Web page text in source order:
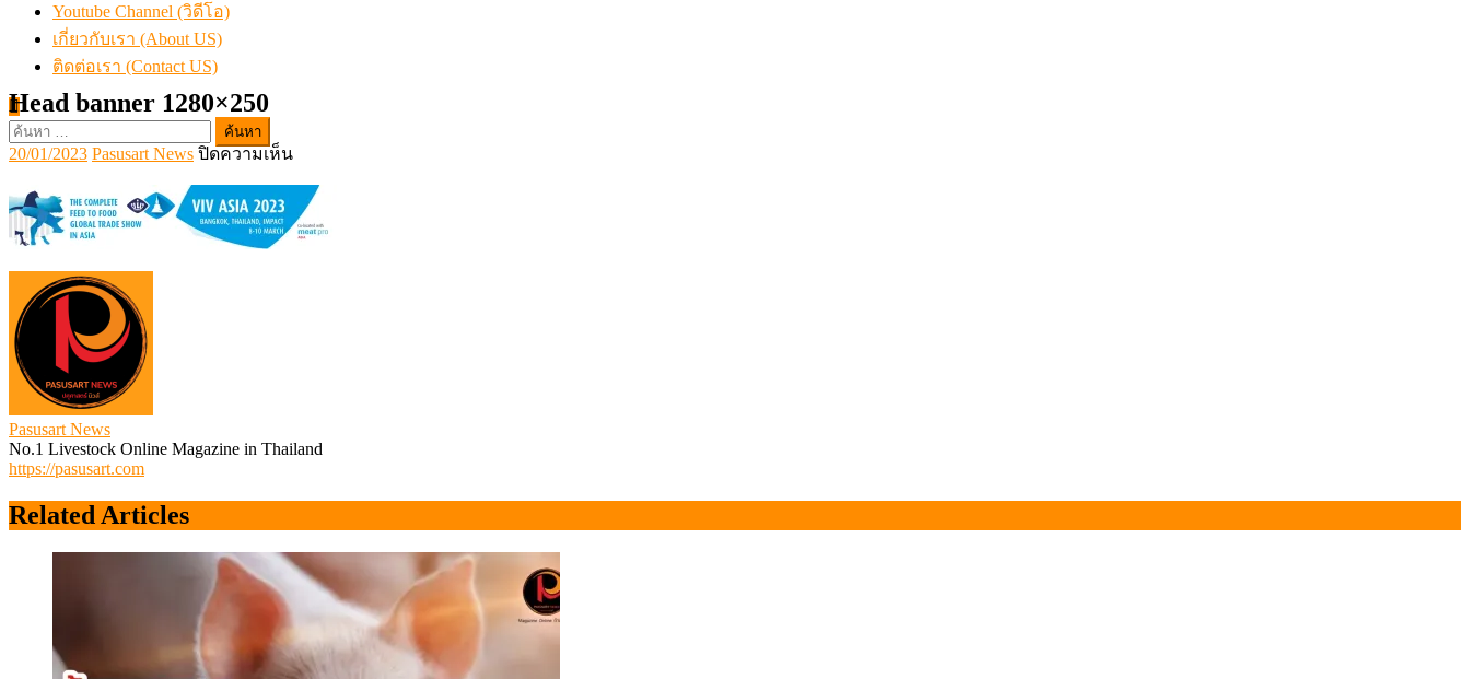
Youtube Channel (วิดีโอ)
เกี่ยวกับเรา (About US)
ติดต่อเรา (Contact US)
ค้นหา
สำหรับ:
Head banner 1280×250
Posted
on
20/01/2023Author
Pasusart News ปิดความเห็นบน
banner
1280×250
Pasusart News
No.1 Livestock Online Magazine in Thailand
https://pasusart.com
Related Articles